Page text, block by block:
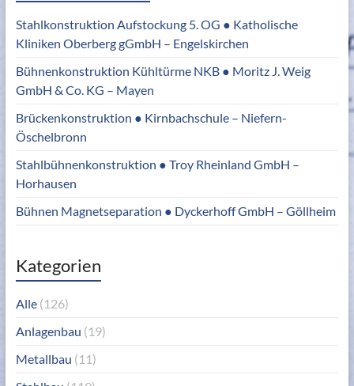
Stahlkonstruktion Aufstockung 5. OG ● Katholische
Kliniken Oberberg gGmbH – Engelskirchen
Bühnenkonstruktion Kühltürme NKB ● Moritz J. Weig
GmbH & Co. KG – Mayen
Brückenkonstruktion ● Kirnbachschule – Niefern-
Öschelbronn
Stahlbühnenkonstruktion ● Troy Rheinland GmbH –
Horhausen
Bühnen Magnetseparation ● Dyckerhoff GmbH – Göllheim
Kategorien
Alle(126)
Anlagenbau (19)
Metallbau (11)